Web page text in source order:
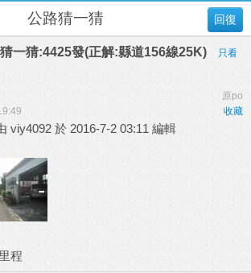
回復
公路猜一猜
一猜:4425發(正解:縣道156線25K)
只看
原po
收藏
viy4092 於 2016-7-2 03:11 編輯
程